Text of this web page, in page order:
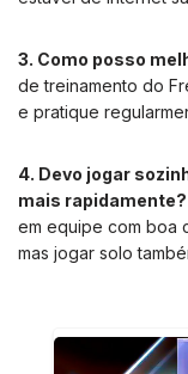
3. Como posso
de treinamento do
e pratique
4. Devo jogar
mais rapidamente?
em equipe com boa
mas jogar solo